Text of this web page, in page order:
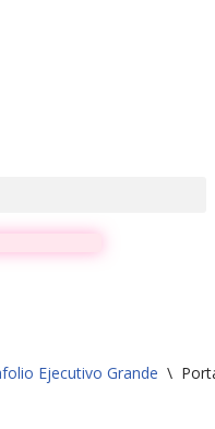
Ejecutivo Grande \